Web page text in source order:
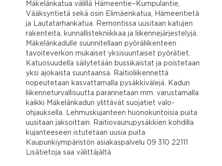
Mäkelänkatua välillä Hämeentie–Kumpulantie,
Vääksyntietä sekä osin Elimäenkatua, Hämeentietä
ja Lautatarhankatua. Remontissa uusitaan katujen
rakenteita, kunnallistekniikkaa ja liikennejärjestelyjä.
Mäkelänkadulle suunnitellaan pyöräliikenteen
tavoiteverkon mukaiset yksisuuntaiset pyörätiet.
Katuosuudella säilytetään bussikaistat ja poistetaan
yksi ajokaista suuntaansa. Raitioliikennettä
nopeutetaan kasvattamalla pysäkkivälejä. Kadun
liikenneturvallisuutta parannetaan mm. varustamalla
kaikki Mäkelänkadun ylittävät suojatiet valo-
ohjauksella. Lehmuskujanteen huonokuntoisia puita
uusitaan jaksoittain. Raitiovaunupysäkkien kohdilla
kujanteeseen istutetaan uusia puita.
Kaupunkiympäristön asiakaspalvelu 09 310 22111
Lisätietoja saa välittäjältä